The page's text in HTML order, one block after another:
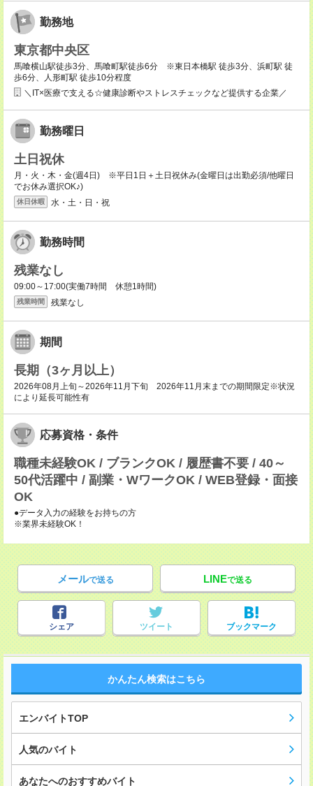
勤務地
東京都中央区
馬喰横山駅徒歩3分、馬喰町駅徒歩6分 ※東日本橋駅 徒歩3分、浜町駅 徒
歩6分、人形町駅 徒歩10分程度
＼IT×医療で支える☆健康診断やストレスチェックなど提供する企業／
勤務曜日
土日祝休
月・火・木・金(週4日) ※平日1日＋土日祝休み(金曜日は出勤必須/他曜日
でお休み選択OK♪)
休日休暇 水・土・日・祝
勤務時間
残業なし
09:00～17:00(実働7時間 休憩1時間)
残業時間 残業なし
期間
長期（3ヶ月以上）
2026年08月上旬～2026年11月下旬 2026年11月末までの期間限定※状況
により延長可能性有
応募資格・条件
職種未経験OK / ブランクOK / 履歴書不要 / 40～
50代活躍中 / 副業・WワークOK / WEB登録・面接
OK
●データ入力の経験をお持ちの方
※業界未経験OK！
メールで送る LINEで送る
シェア ツイート ブックマーク
かんたん検索はこちら
エンバイトTOP
人気のバイト
あなたへのおすすめバイト